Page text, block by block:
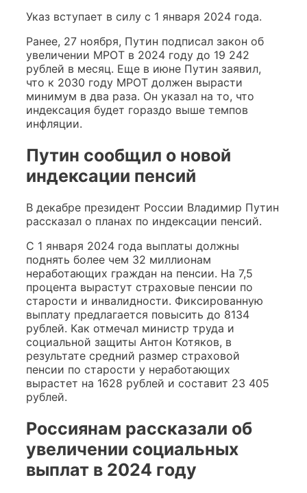
Указ вступает в силу с 1 января 2024 года.
Ранее, 27 ноября, Путин подписал закон об
увеличении МРОТ в 2024 году до 19 242
рублей в месяц. Еще в июне Путин заявил,
что к 2030 году МРОТ должен вырасти
минимум в два раза. Он указал на то, что
индексация будет гораздо выше темпов
инфляции.
Путин сообщил о новой
индексации пенсий
В декабре президент России Владимир Путин
рассказал о планах по индексации пенсий.
С 1 января 2024 года выплаты должны
поднять более чем 32 миллионам
неработающих граждан на пенсии. На 7,5
процента вырастут страховые пенсии по
старости и инвалидности. Фиксированную
выплату предлагается повысить до 8134
рублей. Как отмечал министр труда и
социальной защиты Антон Котяков, в
результате средний размер страховой
пенсии по старости у неработающих
вырастет на 1628 рублей и составит 23 405
рублей.
Россиянам рассказали об
увеличении социальных
выплат в 2024 году